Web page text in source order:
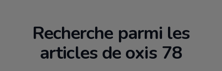
Recherche parmi les
articles de oxis 78